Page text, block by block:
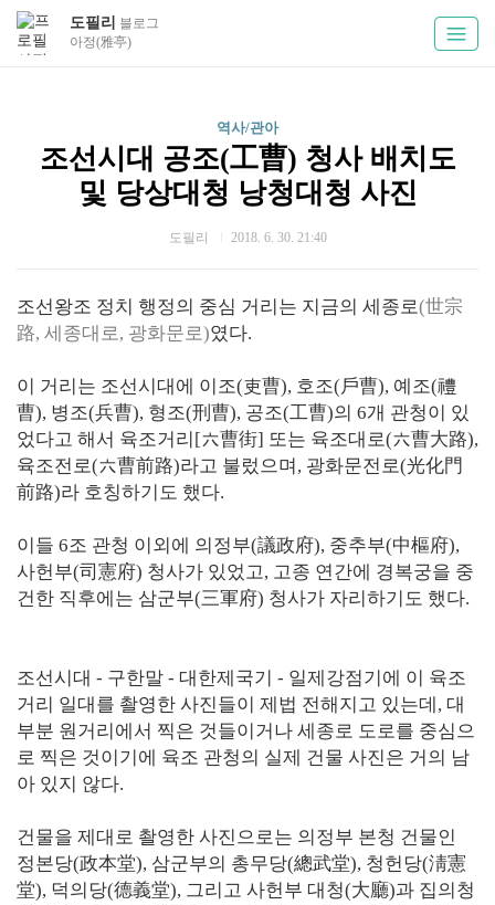
도필리 블로그
아정(雅亭)
역사/관아
조선시대 공조(工曹) 청사 배치도
및 당상대청 낭청대청 사진
도필리 2018. 6. 30. 21:40
조선왕조 정치 행정의 중심 거리는 지금의 세종로(世宗
路, 세종대로, 광화문로)였다.
이 거리는 조선시대에 이조(吏曹), 호조(戶曹), 예조(禮
曹), 병조(兵曹), 형조(刑曹), 공조(工曹)의 6개 관청이 있
었다고 해서 육조거리[六曹街] 또는 육조대로(六曹大路),
육조전로(六曹前路)라고 불렀으며, 광화문전로(光化門
前路)라 호칭하기도 했다.
이들 6조 관청 이외에 의정부(議政府), 중추부(中樞府),
사헌부(司憲府) 청사가 있었고, 고종 연간에 경복궁을 중
건한 직후에는 삼군부(三軍府) 청사가 자리하기도 했다.
조선시대 - 구한말 - 대한제국기 - 일제강점기에 이 육조
거리 일대를 촬영한 사진들이 제법 전해지고 있는데, 대
부분 원거리에서 찍은 것들이거나 세종로 도로를 중심으
로 찍은 것이기에 육조 관청의 실제 건물 사진은 거의 남
아 있지 않다.
건물을 제대로 촬영한 사진으로는 의정부 본청 건물인
정본당(政本堂), 삼군부의 총무당(總武堂), 청헌당(淸憲
堂), 덕의당(德義堂), 그리고 사헌부 대청(大廳)과 집의청